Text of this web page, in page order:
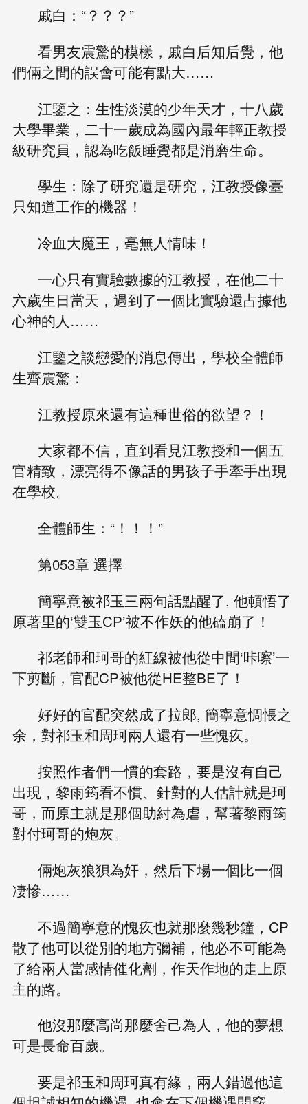
戚白：“？？？”
看男友震驚的模樣，戚白后知后覺，他
們倆之間的誤會可能有點大……
江鑒之：生性淡漠的少年天才，十八歲
大學畢業，二十一歲成為國內最年輕正教授
級研究員，認為吃飯睡覺都是消磨生命。
學生：除了研究還是研究，江教授像臺
只知道工作的機器！
冷血大魔王，毫無人情味！
一心只有實驗數據的江教授，在他二十
六歲生日當天，遇到了一個比實驗還占據他
心神的人……
江鑒之談戀愛的消息傳出，學校全體師
生齊震驚：
江教授原來還有這種世俗的欲望？！
大家都不信，直到看見江教授和一個五
官精致，漂亮得不像話的男孩子手牽手出現
在學校。
全體師生：“！！！”
第053章 選擇
簡寧意被祁玉三兩句話點醒了, 他頓悟了
原著里的‘雙玉CP’被不作妖的他磕崩了！
祁老師和珂哥的紅線被他從中間‘咔嚓’一
下剪斷，官配CP被他從HE整BE了！
好好的官配突然成了拉郎, 簡寧意惆悵之
余，對祁玉和周珂兩人還有一些愧疚。
按照作者們一慣的套路，要是沒有自己
出現，黎雨筠看不慣、針對的人估計就是珂
哥，而原主就是那個助紂為虐，幫著黎雨筠
對付珂哥的炮灰。
倆炮灰狼狽為奸，然后下場一個比一個
凄慘……
不過簡寧意的愧疚也就那麼幾秒鐘，CP
散了他可以從別的地方彌補，他必不可能為
了給兩人當感情催化劑，作天作地的走上原
主的路。
他沒那麼高尚那麼舍己為人，他的夢想
可是長命百歲。
要是祁玉和周珂真有緣，兩人錯過他這